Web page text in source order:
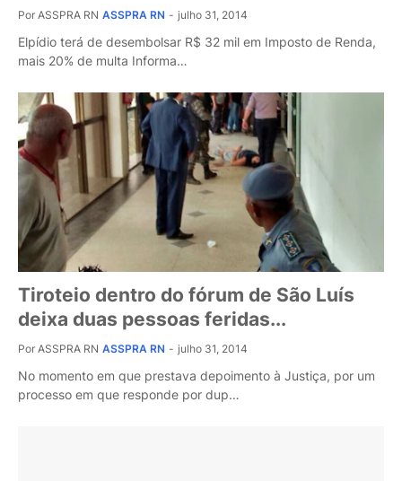
Por ASSPRA RN ASSPRA RN - julho 31, 2014
Elpídio terá de desembolsar R$ 32 mil em Imposto de Renda,
mais 20% de multa Informa…
Tiroteio dentro do fórum de São Luís
deixa duas pessoas feridas...
Por ASSPRA RN ASSPRA RN - julho 31, 2014
No momento em que prestava depoimento à Justiça, por um
processo em que responde por dup…